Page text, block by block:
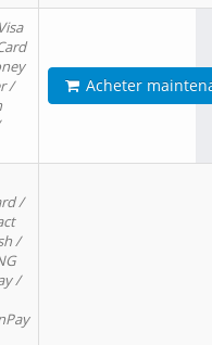
/
Acheter
/
/
/